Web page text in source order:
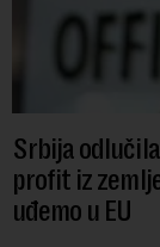
Srbija
profit iz
uđemo u EU